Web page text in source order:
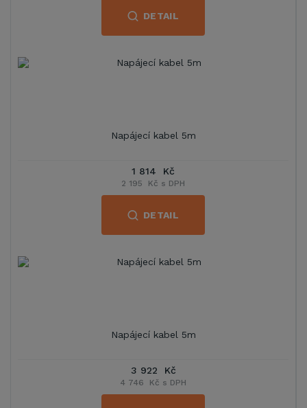
DETAIL
Napájecí kabel 5m
1 814 Kč
2 195 Kč s DPH
DETAIL
Napájecí kabel 5m
3 922 Kč
4 746 Kč s DPH